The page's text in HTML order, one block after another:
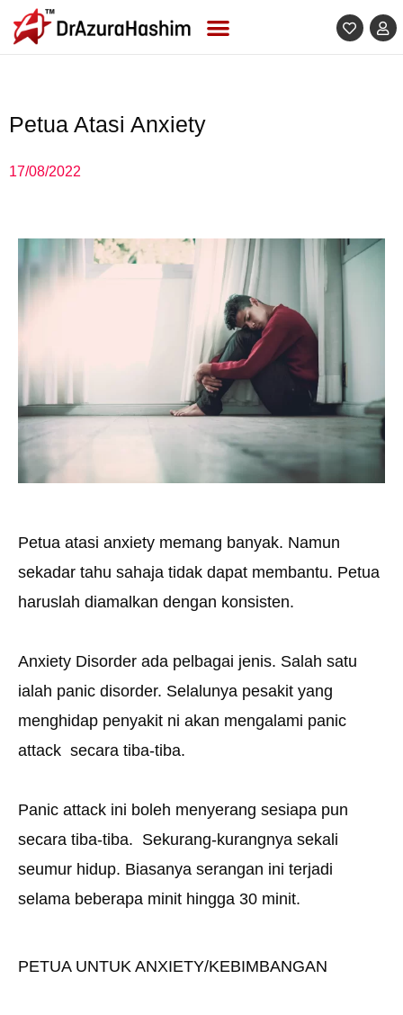
content
Petua Atasi Anxiety
17/08/2022
Petua atasi anxiety memang banyak. Namun
sekadar tahu sahaja tidak dapat membantu. Petua
haruslah diamalkan dengan konsisten.
Anxiety Disorder ada pelbagai jenis. Salah satu
ialah panic disorder. Selalunya pesakit yang
menghidap penyakit ni akan mengalami panic
attack secara tiba-tiba.
Panic attack ini boleh menyerang sesiapa pun
secara tiba-tiba. Sekurang-kurangnya sekali
seumur hidup. Biasanya serangan ini terjadi
selama beberapa minit hingga 30 minit.
PETUA UNTUK ANXIETY/KEBIMBANGAN